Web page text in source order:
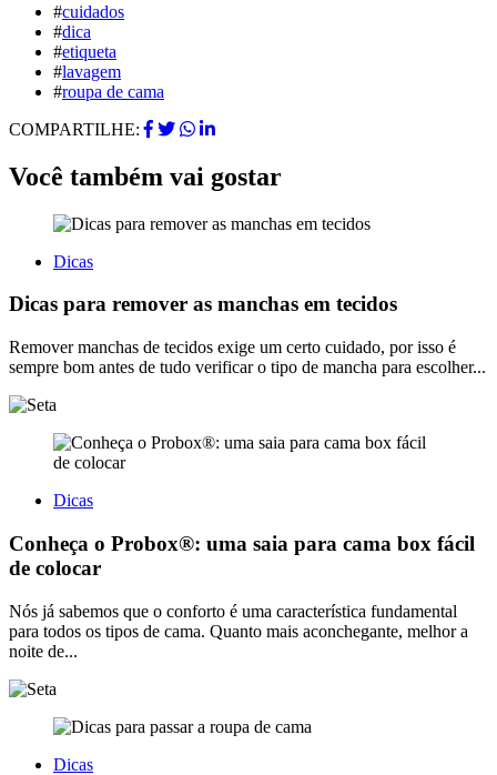
#cuidados
#dica
#etiqueta
#lavagem
#roupa de cama
COMPARTILHE:
Você também vai gostar
Dicas
Dicas para remover as manchas em tecidos
Remover manchas de tecidos exige um certo cuidado, por isso é
sempre bom antes de tudo verificar o tipo de mancha para escolher...
Dicas
Conheça o Probox®: uma saia para cama box fácil
de colocar
Nós já sabemos que o conforto é uma característica fundamental
para todos os tipos de cama. Quanto mais aconchegante, melhor a
noite de...
Dicas